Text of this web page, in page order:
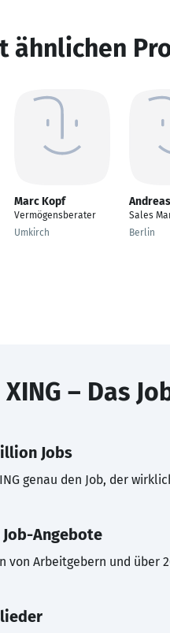
ähnlichen
Marc Kopf
Vermögensberater
Umkirch
Sales
Berlin
XING – Das
Jobs
genau den Job, der
Angebote
von Arbeitgebern und über